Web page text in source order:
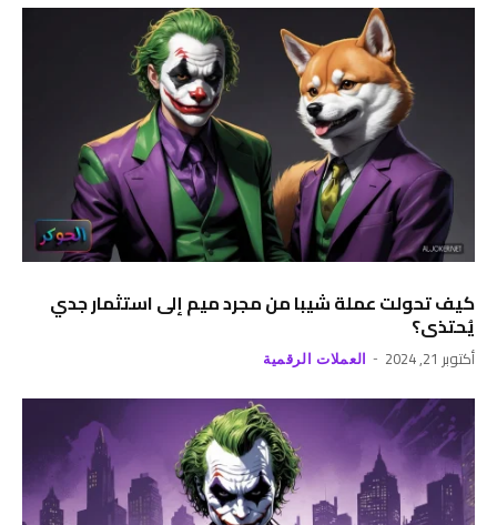
كيف تحولت عملة شيبا من مجرد ميم إلى استثمار جدي
يُحتذى؟
أكتوبر 21, 2024 العملات الرقمية